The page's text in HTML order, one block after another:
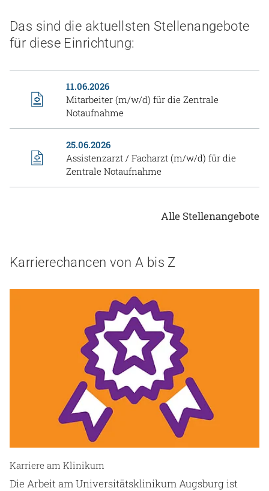
Das sind die aktuellsten Stellenangebote
für diese Einrichtung:
11.06.2026
Mitarbeiter (m/w/d) für die Zentrale
Notaufnahme
25.06.2026
Assistenzarzt / Facharzt (m/w/d) für die
Zentrale Notaufnahme
Alle Stellenangebote
Karrierechancen von A bis Z
Karriere am Klinikum
Die Arbeit am Universitätsklinikum Augsburg ist